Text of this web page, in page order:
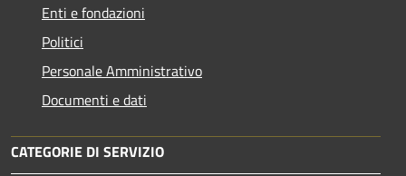
Enti e fondazioni
Politici
Personale Amministrativo
Documenti e dati
CATEGORIE DI SERVIZIO